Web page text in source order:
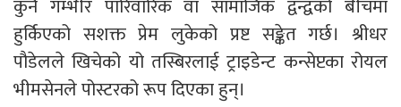
कुनै गम्भीर पारिवारिक वा सामाजिक द्वन्द्वको बीचमा
हुर्किएको सशक्त प्रेम लुकेको प्रष्ट सङ्केत गर्छ। श्रीधर
पौडेलले खिचेको यो तस्बिरलाई ट्राइडेन्ट कन्सेप्टका रोयल
भीमसेनले पोस्टरको रूप दिएका हुन्।